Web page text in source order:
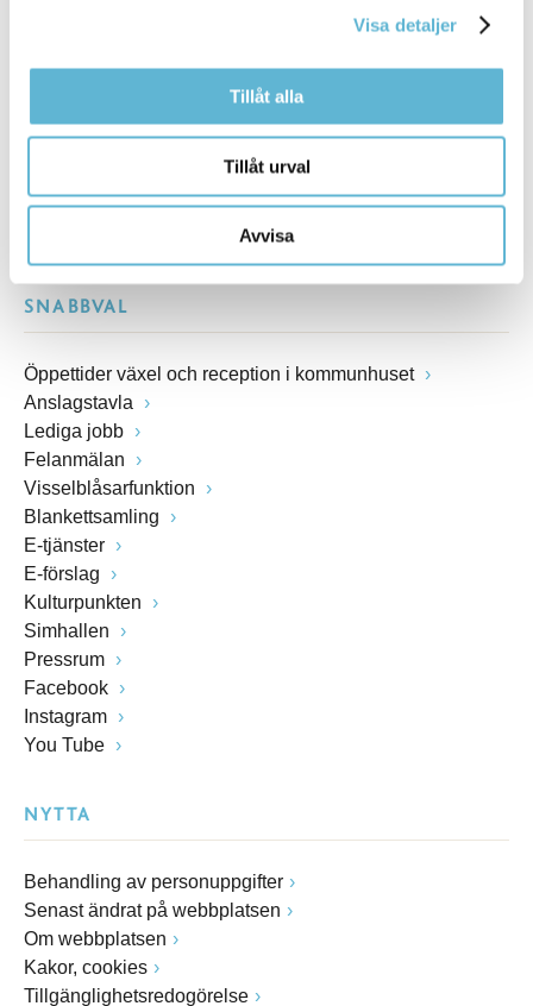
Visa detaljer
Tillåt alla
Tillåt urval
Avvisa
kommunstyrelsen@bromolla.se
www.bromolla.se
Fax: 0456-82 22 00
SNABBVAL
Öppettider växel och reception i kommunhuset
Anslagstavla
Lediga jobb
Felanmälan
Visselblåsarfunktion
Blankettsamling
E-tjänster
E-förslag
Kulturpunkten
Simhallen
Pressrum
Facebook
Instagram
You Tube
NYTTA
Behandling av personuppgifter
Senast ändrat på webbplatsen
Om webbplatsen
Kakor, cookies
Tillgänglighetsredogörelse